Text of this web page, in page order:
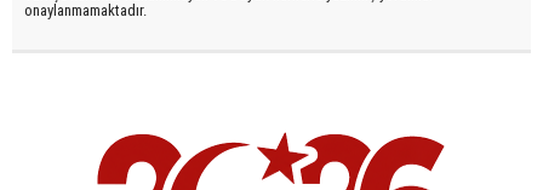
onaylanmamaktadır.